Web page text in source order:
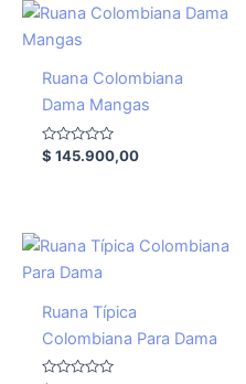
Ruana Colombiana
Dama Mangas
Valorado
con
$ 145.900,00
Ruana Típica
Colombiana Para Dama